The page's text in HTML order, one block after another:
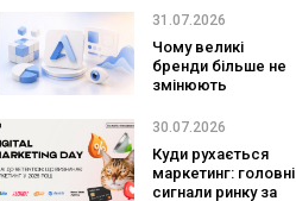
основних чатів: що
бізнесу
31.07.2026
Чому великі
бренди більше не
змінюють
роки
30.07.2026
Куди рухається
маркетинг: головні
сигнали ринку за